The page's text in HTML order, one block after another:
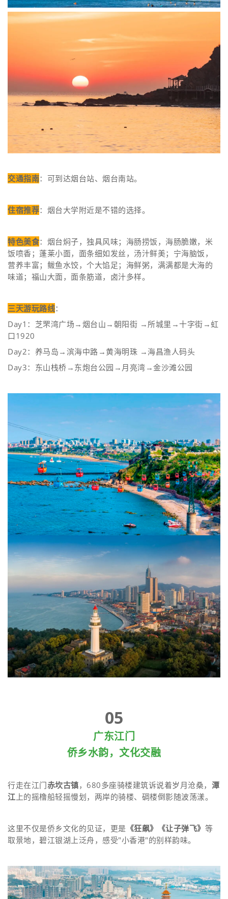
交通指南：可到达烟台站、烟台南站。
住宿推荐：烟台大学附近是不错的选择。
特色美食：烟台焖子，独具风味；海肠捞饭，海肠脆嫩，米
饭喷香；蓬莱小面，面条细如发丝，汤汁鲜美；宁海脑饭，
营养丰富；鲅鱼水饺，个大馅足；海鲜粥，满满都是大海的
味道；福山大面，面条筋道，卤汁多样。
三天游玩路线：
Day1：芝罘湾广场→烟台山→朝阳街 →所城里→十字街→虹
口1920
Day2：养马岛→滨海中路→黄海明珠 →海昌渔人码头
Day3：东山栈桥→东炮台公园→月亮湾→金沙滩公园
05
广东江门
侨乡水韵，文化交融
行走在江门赤坎古镇，680多座骑楼建筑诉说着岁月沧桑， 潭
江 上的摇橹船轻摇慢划，两岸的骑楼、碉楼倒影随波荡漾。
这里不仅是侨乡文化的见证，更是 《狂飙》《让子弹飞》 等
取景地，碧江银湖上泛舟，感受"小香港"的别样韵味。